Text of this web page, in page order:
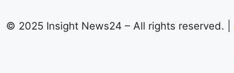
© 2025 Insight News24 – All rights reserved. |